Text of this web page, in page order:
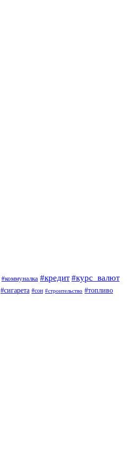
#коммуналка #кредит #курс_валют
#сигарета #сон #строительство #топливо